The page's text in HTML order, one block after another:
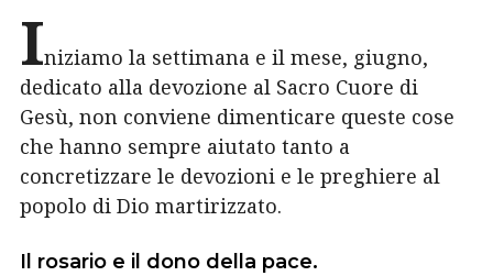
Iniziamo la settimana e il mese, giugno,
dedicato alla devozione al Sacro Cuore di
Gesù, non conviene dimenticare queste cose
che hanno sempre aiutato tanto a
concretizzare le devozioni e le preghiere al
popolo di Dio martirizzato.
Il rosario e il dono della pace.